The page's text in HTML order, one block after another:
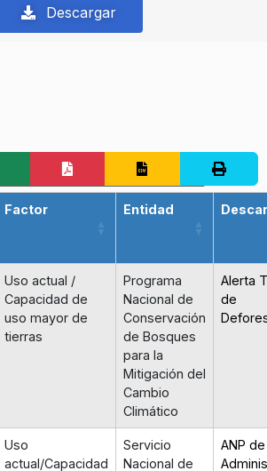
Descargar
Factor Entidad
Uso actual /
Capacidad de
uso mayor de
tierras
Programa
Nacional de
Conservación
de Bosques
para la
Mitigación del
Cambio
Climático
Alerta
de
Uso
actual/Capacidad
Servicio
Nacional de
ANP de